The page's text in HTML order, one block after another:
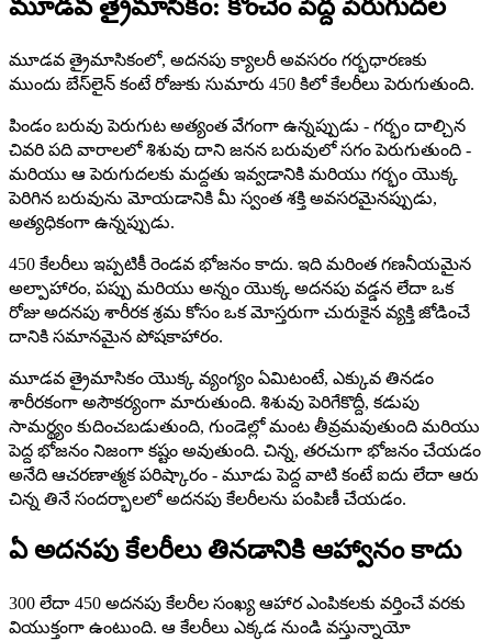
మూడవ త్రైమాసికం: కొంచెం పెద్ద పెరుగుదల
మూడవ త్రైమాసికంలో, అదనపు క్యాలరీ అవసరం గర్భధారణకు
ముందు బేస్‌లైన్ కంటే రోజుకు సుమారు 450 కిలో కేలరీలు పెరుగుతుంది.
పిండం బరువు పెరుగుట అత్యంత వేగంగా ఉన్నప్పుడు - గర్భం దాల్చిన
చివరి పది వారాలలో శిశువు దాని జనన బరువులో సగం పెరుగుతుంది -
మరియు ఆ పెరుగుదలకు మద్దతు ఇవ్వడానికి మరియు గర్భం యొక్క
పెరిగిన బరువును మోయడానికి మీ స్వంత శక్తి అవసరమైనప్పుడు,
అత్యధికంగా ఉన్నప్పుడు.
450 కేలరీలు ఇప్పటికీ రెండవ భోజనం కాదు. ఇది మరింత గణనీయమైన
అల్పాహారం, పప్పు మరియు అన్నం యొక్క అదనపు వడ్డన లేదా ఒక
రోజు అదనపు శారీరక శ్రమ కోసం ఒక మోస్తరుగా చురుకైన వ్యక్తి జోడించే
దానికి సమానమైన పోషకాహారం.
మూడవ త్రైమాసికం యొక్క వ్యంగ్యం ఏమిటంటే, ఎక్కువ తినడం
శారీరకంగా అసౌకర్యంగా మారుతుంది. శిశువు పెరిగేకొద్దీ, కడుపు
సామర్థ్యం కుదించబడుతుంది, గుండెల్లో మంట తీవ్రమవుతుంది మరియు
పెద్ద భోజనం నిజంగా కష్టం అవుతుంది. చిన్న, తరచుగా భోజనం చేయడం
అనేది ఆచరణాత్మక పరిష్కారం - మూడు పెద్ద వాటి కంటే ఐదు లేదా ఆరు
చిన్న తినే సందర్భాలలో అదనపు కేలరీలను పంపిణీ చేయడం.
ఏ అదనపు కేలరీలు తినడానికి ఆహ్వానం కాదు
300 లేదా 450 అదనపు కేలరీల సంఖ్య ఆహార ఎంపికలకు వర్తించే వరకు
వియుక్తంగా ఉంటుంది. ఆ కేలరీలు ఎక్కడ నుండి వస్తున్నాయో